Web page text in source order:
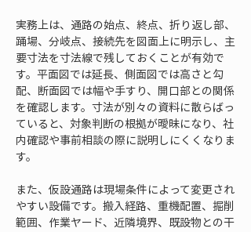
実務上は、通路の始点、終点、折り返し部、
踊場、分岐点、接続先を図面上に明示し、主
要寸法を寸法線で残しておくことが有効で
す。平面図では延長、側面図では高さと勾
配、断面図では幅や手すり、開口部との関係
を確認します。寸法が別々の資料に散らばっ
ていると、対象判断の根拠が曖昧になり、社
内確認や事前相談の際に説明しにくくなりま
す。
また、仮設通路は現場条件によって変更され
やすい設備です。搬入経路、重機配置、掘削
範囲、作業ヤード、近隣境界、既設物との干